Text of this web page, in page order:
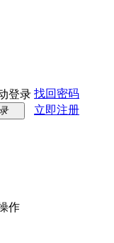
登录 找回密码
立即注册
作